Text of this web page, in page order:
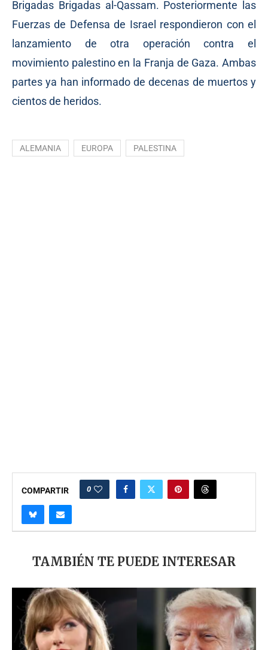
Brigadas Brigadas al-Qassam. Posteriormente las
Fuerzas de Defensa de Israel respondieron con el
lanzamiento de otra operación contra el
movimiento palestino en la Franja de Gaza. Ambas
partes ya han informado de decenas de muertos y
cientos de heridos.
ALEMANIA EUROPA PALESTINA
COMPARTIR 0
TAMBIÉN TE PUEDE INTERESAR